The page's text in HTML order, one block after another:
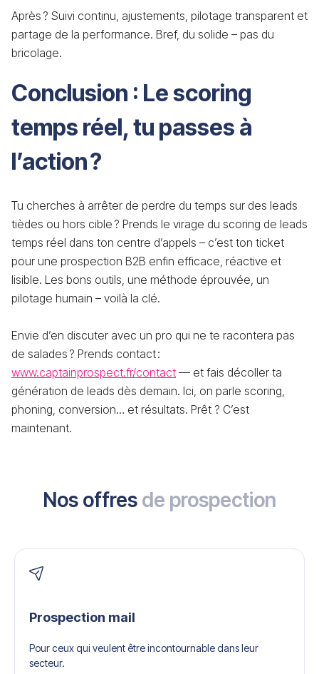
Après ? Suivi continu, ajustements, pilotage transparent et
partage de la performance. Bref, du solide – pas du
bricolage.
Conclusion : Le scoring
temps réel, tu passes à
l’action ?
Tu cherches à arrêter de perdre du temps sur des leads
tièdes ou hors cible ? Prends le virage du scoring de leads
temps réel dans ton centre d’appels – c’est ton ticket
pour une prospection B2B enfin efficace, réactive et
lisible. Les bons outils, une méthode éprouvée, un
pilotage humain – voilà la clé.
Envie d’en discuter avec un pro qui ne te racontera pas
de salades ? Prends contact :
www.captainprospect.fr/contact — et fais décoller ta
génération de leads dès demain. Ici, on parle scoring,
phoning, conversion… et résultats. Prêt ? C’est
maintenant.
Nos offres de prospection
Prospection mail
Pour ceux qui veulent être incontournable dans leur
secteur.